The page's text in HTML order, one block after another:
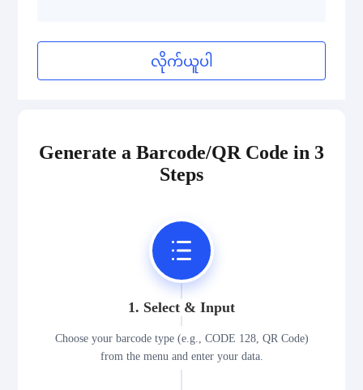
GS1 2D Codes
လိုက်ယူပါ
Generate a Barcode/QR Code in 3
Steps
1. Select & Input
Choose your barcode type (e.g., CODE 128, QR Code)
from the menu and enter your data.